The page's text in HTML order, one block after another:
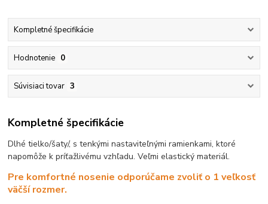
Kompletné špecifikácie
Hodnotenie 0
Súvisiaci tovar 3
Kompletné špecifikácie
Dlhé tielko/šaty/, s tenkými nastaviteľnými ramienkami, ktoré
napomôže k príťažlivému vzhľadu. Veľmi elastický materiál.
Pre komfortné nosenie odporúčame zvoliť o 1 veľkosť
väčší rozmer.